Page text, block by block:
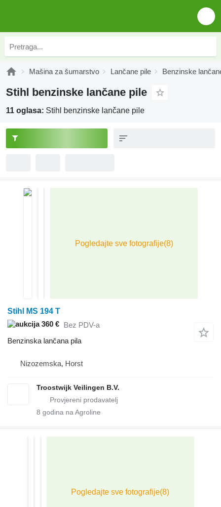
Mašina za šumarstvo Lančane pile Benzinske
Stihl benzinske lančane pile
11 oglasa: Stihl benzinske lančane pile
Stihl MS 194 T
360 € Bez PDV-a
Benzinska lančana pila
Nizozemska, Horst
Troostwijk Veilingen B.V.
8 godina na Agroline